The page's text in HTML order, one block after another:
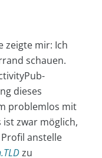
zeigte mir: Ich
schauen.
dieses
problemlos mit
zwar möglich,
anstelle
zu